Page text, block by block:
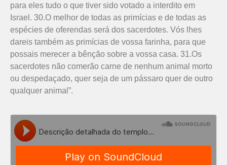
para eles tudo o que tiver sido votado a interdito em
Israel. 30.O melhor de todas as primícias e de todas as
espécies de oferendas será dos sacerdotes. Vós lhes
dareis também as primícias de vossa farinha, para que
possais merecer a bênção sobre a vossa casa. 31.Os
sacerdotes não comerão carne de nenhum animal morto
ou despedaçado, quer seja de um pássaro quer de outro
qualquer animal”.